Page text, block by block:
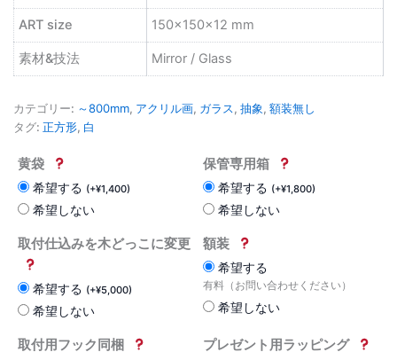
ART size 150×150×12 mm
素材&技法 Mirror / Glass
カテゴリー: ～800mm, アクリル画, ガラス, 抽象, 額装無し
タグ: 正方形, 白
黄袋
希望する (+¥1,400)
希望しない
保管専用箱
希望する (+¥1,800)
希望しない
取付仕込みを木どっこに変更
希望する (+¥5,000)
希望しない
額装
希望する
有料（お問い合わせください）
希望しない
取付用フック同梱 プレゼント用ラッピング